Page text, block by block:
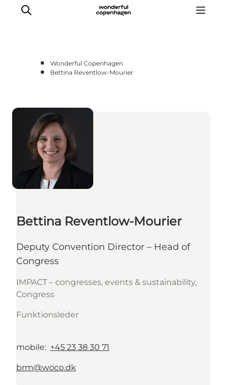
Turismeviden
Om Wonderful Copenhagen
■
Wonderful Copenhagen
■
Bettina Reventlow-Mourier
Bettina Reventlow-Mourier
Deputy Convention Director – Head of
Congress
IMPACT – congresses, events & sustainability,
Congress
Funktionsleder
mobile: +45 23 38 30 71
brm@woco.dk